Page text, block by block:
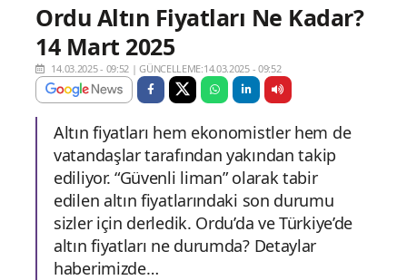
Ordu Altın Fiyatları Ne Kadar?
14 Mart 2025
14.03.2025 - 09:52 |GÜNCELLEME:14.03.2025 - 09:52
Altın fiyatları hem ekonomistler hem de
vatandaşlar tarafından yakından takip
ediliyor. “Güvenli liman” olarak tabir
edilen altın fiyatlarındaki son durumu
sizler için derledik. Ordu’da ve Türkiye’de
altın fiyatları ne durumda? Detaylar
haberimizde…